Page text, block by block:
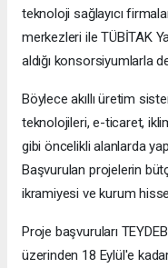
teknoloji sağlayıcı
merkezleri ile TÜBİTAK
aldığı konsorsiyumlarla
Böylece akıllı üretim
teknolojileri, e-ticaret,
gibi öncelikli alanlarda
Başvurulan projelerin
ikramiyesi ve kurum
Proje başvuruları
üzerinden 18 Eylül'e